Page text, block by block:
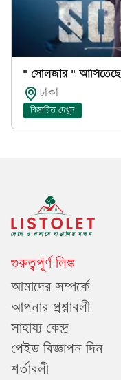
" সোলজার " আসিতেছে
ঢাকা
বিস্তারিত দেখুন
গুরুত্বপূর্ণ লিঙ্ক
আমাদের সম্পর্কে
আপনার প্রশ্নাবলী
সাহায্য কেন্দ্র
পেইড বিজ্ঞাপন দিন
শর্তাবলী